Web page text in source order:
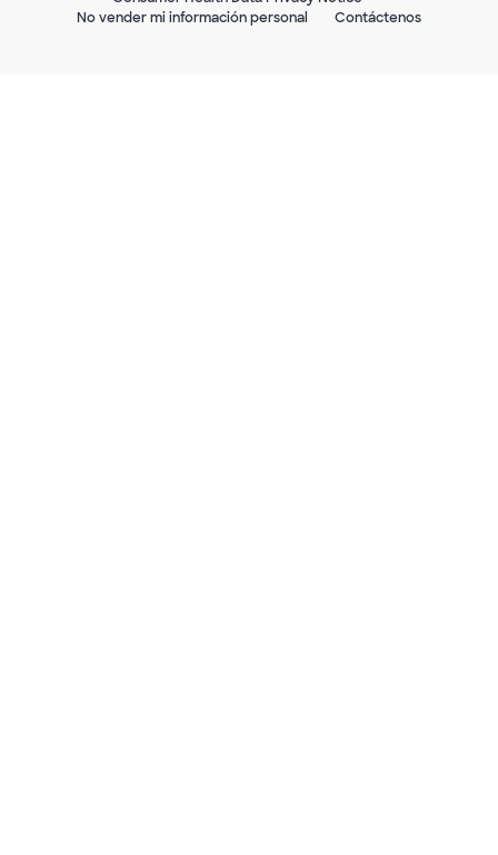
No vender mi información personal
Contáctenos